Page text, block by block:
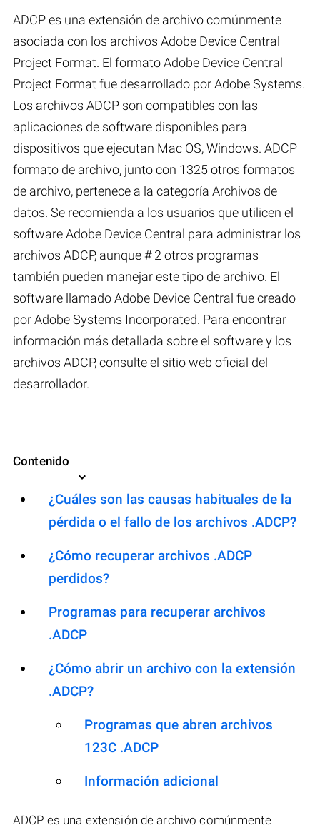
ADCP es una extensión de archivo comúnmente
asociada con los archivos Adobe Device Central
Project Format. El formato Adobe Device Central
Project Format fue desarrollado por Adobe Systems.
Los archivos ADCP son compatibles con las
aplicaciones de software disponibles para
dispositivos que ejecutan Mac OS, Windows. ADCP
formato de archivo, junto con 1325 otros formatos
de archivo, pertenece a la categoría Archivos de
datos. Se recomienda a los usuarios que utilicen el
software Adobe Device Central para administrar los
archivos ADCP, aunque # 2 otros programas
también pueden manejar este tipo de archivo. El
software llamado Adobe Device Central fue creado
por Adobe Systems Incorporated. Para encontrar
información más detallada sobre el software y los
archivos ADCP, consulte el sitio web oficial del
desarrollador.
Contenido
¿Cuáles son las causas habituales de la
pérdida o el fallo de los archivos .ADCP?
¿Cómo recuperar archivos .ADCP
perdidos?
Programas para recuperar archivos
.ADCP
¿Cómo abrir un archivo con la extensión
.ADCP?
Programas que abren archivos
123C .ADCP
Información adicional
ADCP es una extensión de archivo comúnmente